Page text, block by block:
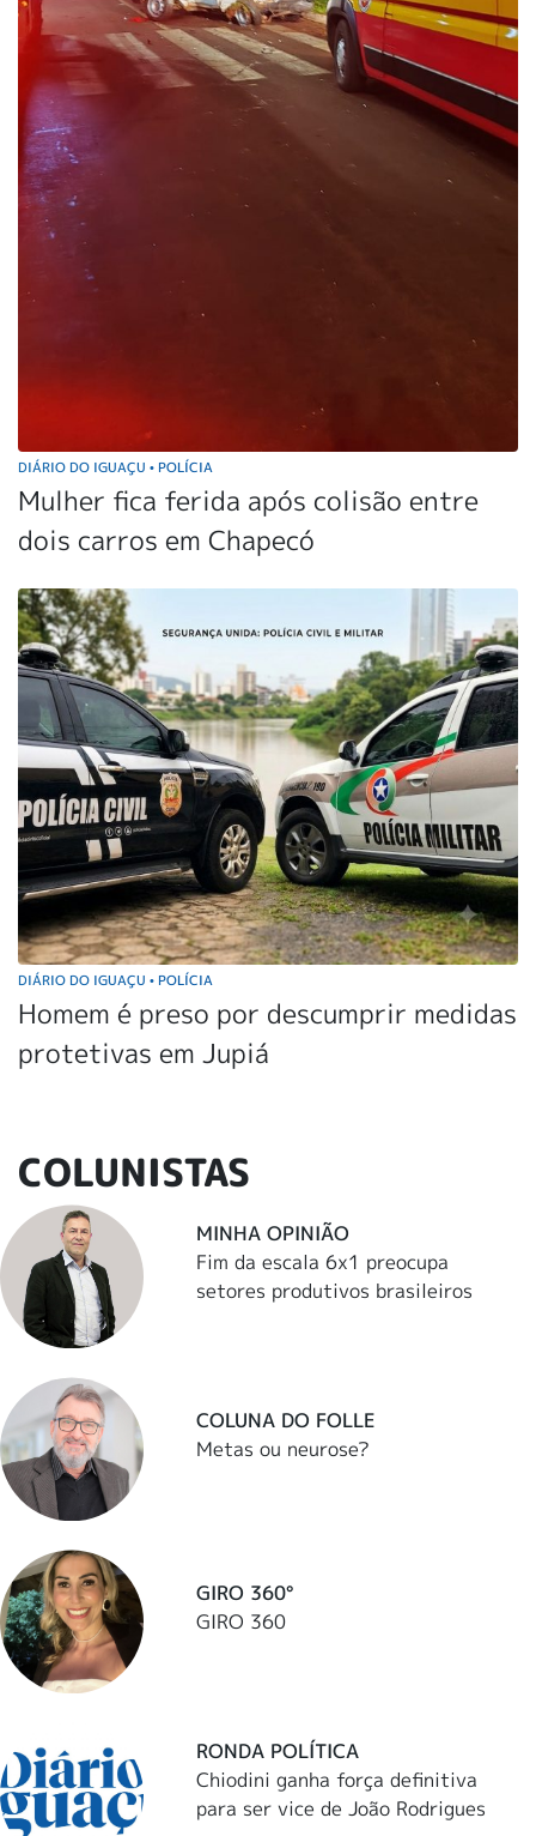
DIÁRIO DO IGUAÇU • POLÍCIA
Mulher fica ferida após colisão entre
dois carros em Chapecó
DIÁRIO DO IGUAÇU • POLÍCIA
Homem é preso por descumprir medidas
protetivas em Jupiá
COLUNISTAS
MINHA OPINIÃO
Fim da escala 6x1 preocupa
setores produtivos brasileiros
COLUNA DO FOLLE
Metas ou neurose?
GIRO 360°
GIRO 360
RONDA POLÍTICA
Chiodini ganha força definitiva
para ser vice de João Rodrigues